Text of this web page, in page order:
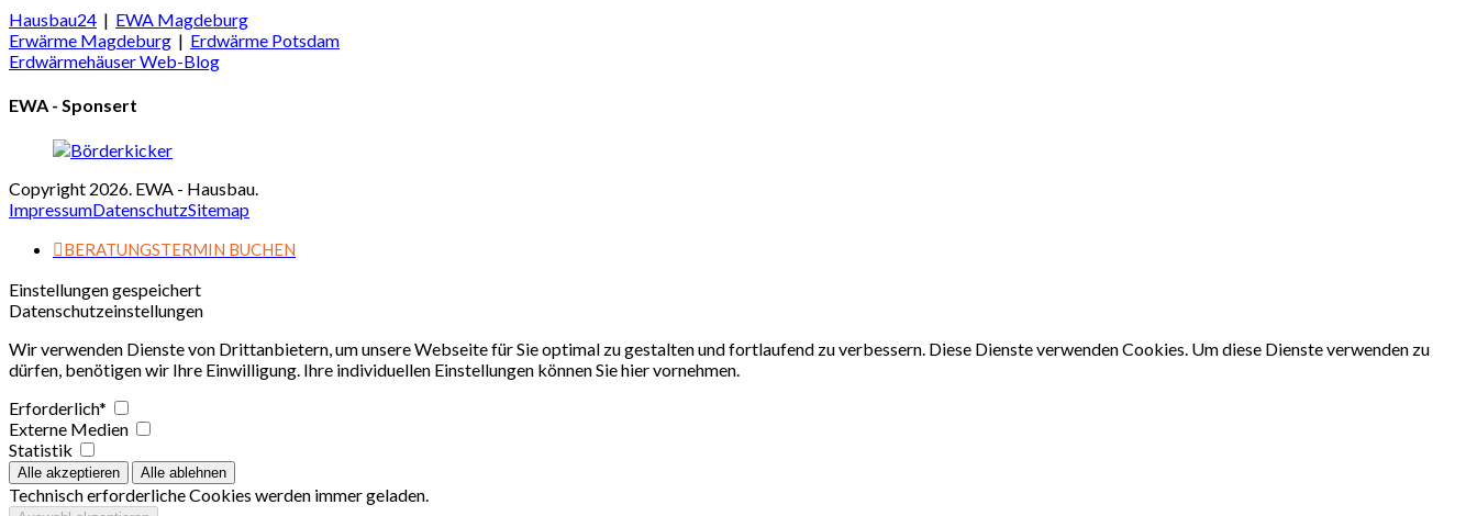
Hausbau24 | EWA Magdeburg
Erwärme Magdeburg | Erdwärme Potsdam
Erdwärmehäuser Web-Blog
EWA - Sponsert
Copyright 2026. EWA - Hausbau.
ImpressumDatenschutzSitemap
BERATUNGSTERMIN BUCHEN
Einstellungen gespeichert
Datenschutzeinstellungen
Wir verwenden Dienste von Drittanbietern, um unsere Webseite für Sie optimal zu gestalten und fortlaufend zu verbessern. Diese Dienste verwenden Cookies. Um diese Dienste verwenden zu
dürfen, benötigen wir Ihre Einwilligung. Ihre individuellen Einstellungen können Sie hier vornehmen.
Erforderlich*
Externe Medien
Statistik
Technisch erforderliche Cookies werden immer geladen.